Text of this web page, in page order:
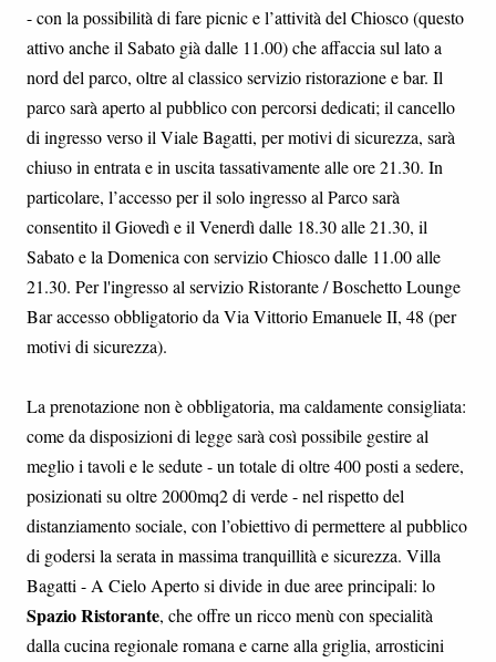
- con la possibilità di fare picnic e l’attività del Chiosco (questo
attivo anche il Sabato già dalle 11.00) che affaccia sul lato a
nord del parco, oltre al classico servizio ristorazione e bar. Il
parco sarà aperto al pubblico con percorsi dedicati; il cancello
di ingresso verso il Viale Bagatti, per motivi di sicurezza, sarà
chiuso in entrata e in uscita tassativamente alle ore 21.30. In
particolare, l’accesso per il solo ingresso al Parco sarà
consentito il Giovedì e il Venerdì dalle 18.30 alle 21.30, il
Sabato e la Domenica con servizio Chiosco dalle 11.00 alle
21.30. Per l'ingresso al servizio Ristorante / Boschetto Lounge
Bar accesso obbligatorio da Via Vittorio Emanuele II, 48 (per
motivi di sicurezza).
La prenotazione non è obbligatoria, ma caldamente consigliata:
come da disposizioni di legge sarà così possibile gestire al
meglio i tavoli e le sedute - un totale di oltre 400 posti a sedere,
posizionati su oltre 2000mq2 di verde - nel rispetto del
distanziamento sociale, con l’obiettivo di permettere al pubblico
di godersi la serata in massima tranquillità e sicurezza. Villa
Bagatti - A Cielo Aperto si divide in due aree principali: lo
Spazio Ristorante, che offre un ricco menù con specialità
dalla cucina regionale romana e carne alla griglia, arrosticini